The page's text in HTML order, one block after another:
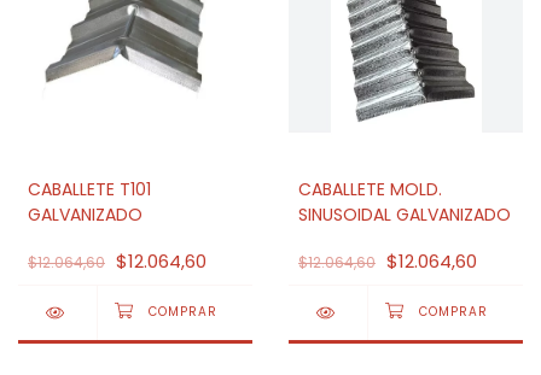
CABALLETE T101
GALVANIZADO
$12.064,60 $12.064,60
CABALLETE MOLD.
SINUSOIDAL GALVANIZADO
$12.064,60 $12.064,60